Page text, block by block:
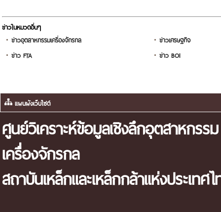
ข่าวในหมวดอื่นๆ
ข่าวอุตสาหกรรมเครื่องจักรกล
ข่าวเศรษฐกิจ
ข่าว FTA
ข่าว BOI
แผนผังเว็บไซต์
ศูนย์วิเคราะห์ข้อมูลเชิงลึกอุตสาหกรรม
เครื่องจักรกล
สถาบันเหล็กและเหล็กกล้าแห่งประเทศ